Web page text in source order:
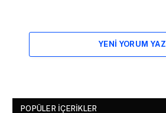
YENI YORUM YAZ
POPÜLER İÇERIKLER